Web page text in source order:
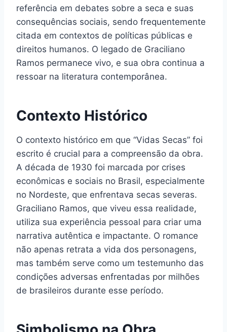
referência em debates sobre a seca e suas
consequências sociais, sendo frequentemente
citada em contextos de políticas públicas e
direitos humanos. O legado de Graciliano
Ramos permanece vivo, e sua obra continua a
ressoar na literatura contemporânea.
Contexto Histórico
O contexto histórico em que “Vidas Secas” foi
escrito é crucial para a compreensão da obra.
A década de 1930 foi marcada por crises
econômicas e sociais no Brasil, especialmente
no Nordeste, que enfrentava secas severas.
Graciliano Ramos, que viveu essa realidade,
utiliza sua experiência pessoal para criar uma
narrativa autêntica e impactante. O romance
não apenas retrata a vida dos personagens,
mas também serve como um testemunho das
condições adversas enfrentadas por milhões
de brasileiros durante esse período.